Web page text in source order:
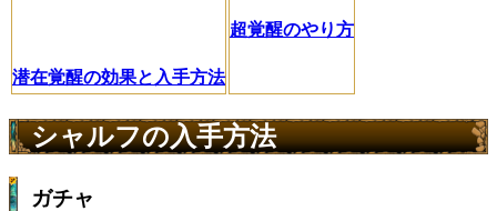
潜在覚醒の効果と入手方法
超覚醒のやり方
シャルフの入手方法
ガチャ